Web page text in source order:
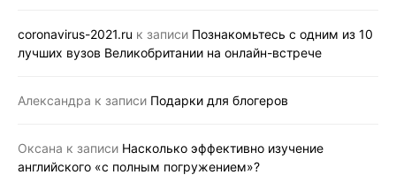
coronavirus-2021.ru к записи Познакомьтесь с одним из 10
лучших вузов Великобритании на онлайн-встрече
Александра к записи Подарки для блогеров
Оксана к записи Насколько эффективно изучение
английского «с полным погружением»?